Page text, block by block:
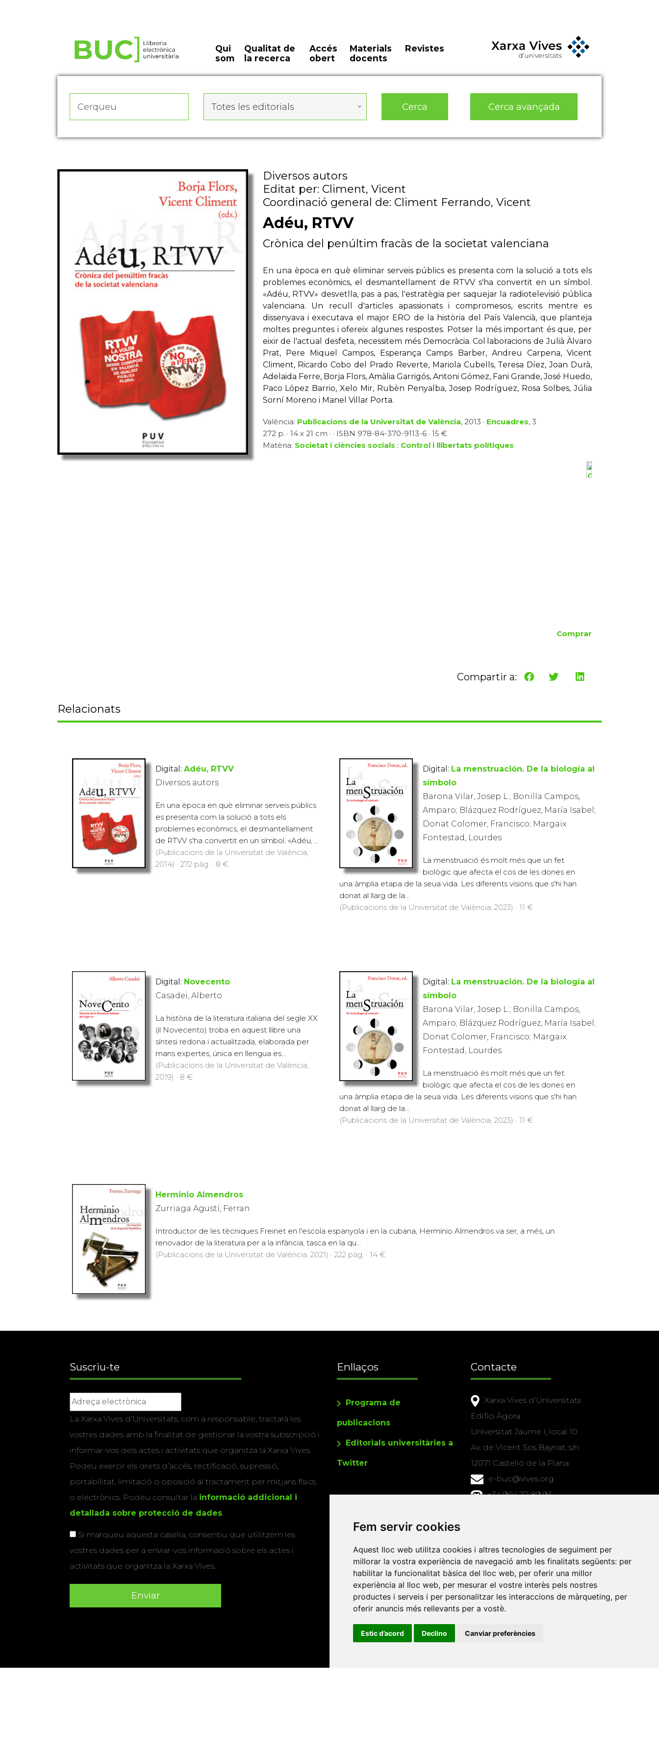
Fem servir cookies
Aquest lloc web utilitza cookies i altres tecnologies de seguiment per
millorar la vostra experiència de navegació amb les finalitats següents: per
habilitar la funcionalitat bàsica del lloc web, per oferir una millor
experiència al lloc web, per mesurar el vostre interès pels nostres
productes i serveis i per personalitzar les interaccions de màrqueting, per
oferir anuncis més rellevants per a vostè.
Estic d’acord Declino Canviar preferències
Qui
som
Qualitat de
la recerca
Accés
obert
Materials
docents
Revistes
Totes les editorials Cerca Cerca avançada
Diversos autors
Editat per: Climent, Vicent
Coordinació general de: Climent Ferrando, Vicent
Adéu, RTVV
Crònica del penúltim fracàs de la societat valenciana
En una època en què eliminar serveis públics es presenta com la solució a tots els
problemes econòmics, el desmantellament de RTVV s'ha convertit en un símbol.
«Adéu, RTVV» desvetlla, pas a pas, l'estratègia per saquejar la radiotelevisió pública
valenciana. Un recull d'articles apassionats i compromesos, escrits mentre es
dissenyava i executava el major ERO de la història del País Valencià, que planteja
moltes preguntes i ofereix algunes respostes. Potser la més important és que, per
eixir de l'actual desfeta, necessitem més Democràcia. Col·laboracions de Julià Àlvaro
Prat, Pere Miquel Campos, Esperança Camps Barber, Andreu Carpena, Vicent
Climent, Ricardo Cobo del Prado Reverte, Mariola Cubells, Teresa Díez, Joan Durà,
Adelaida Ferre, Borja Flors, Amàlia Garrigós, Antoni Gómez, Fani Grande, José Huedo,
Paco López Barrio, Xelo Mir, Rubèn Penyalba, Josep Rodríguez, Rosa Solbes, Júlia
Sorní Moreno i Manel Villar Porta.
València: Publicacions de la Universitat de València, 2013 · Encuadres, 3
272 p. · 14 x 21 cm · · ISBN 978-84-370-9113-6 · 15 €
Matèria: Societat i ciències socials : Control i llibertats polítiques
Comprar
Compartir a:
Relacionats
Digital: Adéu, RTVV
Diversos autors
En una època en què eliminar serveis públics
es presenta com la solució a tots els
problemes econòmics, el desmantellament
de RTVV s'ha convertit en un símbol. «Adéu, ...
(Publicacions de la Universitat de València,
2014) · 272 pàg. · 8 €
Digital: La menstruación. De la biología al
símbolo
Barona Vilar, Josep L.; Bonilla Campos,
Amparo; Blázquez Rodríguez, María Isabel;
Donat Colomer, Francisco; Margaix
Fontestad, Lourdes
La menstruació és molt més que un fet
biològic que afecta el cos de les dones en
una àmplia etapa de la seua vida. Les diferents visions que s'hi han
donat al llarg de la...
(Publicacions de la Universitat de València, 2023) · 11 €
Digital: Novecento
Casadei, Alberto
La història de la literatura italiana del segle XX
(il Novecento) troba en aquest llibre una
síntesi redona i actualitzada, elaborada per
mans expertes, única en llengua es...
(Publicacions de la Universitat de València,
2019) · 8 €
Digital: La menstruación. De la biología al
símbolo
Barona Vilar, Josep L.; Bonilla Campos,
Amparo; Blázquez Rodríguez, María Isabel;
Donat Colomer, Francisco; Margaix
Fontestad, Lourdes
La menstruació és molt més que un fet
biològic que afecta el cos de les dones en
una àmplia etapa de la seua vida. Les diferents visions que s'hi han
donat al llarg de la...
(Publicacions de la Universitat de València, 2023) · 11 €
Herminio Almendros
Zurriaga Agustí, Ferran
Introductor de les tècniques Freinet en l'escola espanyola i en la cubana, Herminio Almendros va ser, a més, un
renovador de la literatura per a la infància, tasca en la qu...
(Publicacions de la Universitat de València, 2021) · 222 pàg. · 14 €
Suscriu-te
La Xarxa Vives d’Universitats, com a responsable, tractarà les
vostres dades amb la finalitat de gestionar la vostra subscripció i
informar-vos dels actes i activitats que organitza la Xarxa Vives.
Podeu exercir els drets d’accés, rectificació, supressió,
portabilitat, limitació o oposició al tractament per mitjans físics
o electrònics. Podeu consultar la informació addicional i
detallada sobre protecció de dades.
Si marqueu aquesta casella, consentiu que utilitzem les
vostres dades per a enviar-vos informació sobre els actes i
activitats que organitza la Xarxa Vives.
Enllaços
Programa de
publicacions
Editorials universitàries a
Twitter
Contacte
Xarxa Vives d'Universitats
Edifici Àgora
Universitat Jaume I, local 10
Av. de Vicent Sos Baynat, s/n
12071 Castelló de la Plana
e-buc@vives.org
+34 964 72 89 93